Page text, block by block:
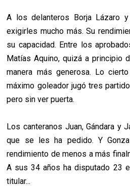
A los delanteros Borja Lázaro
exigirles mucho más. Su
su capacidad. Entre los
Matías Aquino, quizá a principio
manera más generosa. Lo
máximo goleador jugó tres
pero sin ver puerta.
Los canteranos Juan, Gándara y
que se les ha pedido. Y
rendimiento de menos a más
A sus 34 años ha disputado 23
titular...